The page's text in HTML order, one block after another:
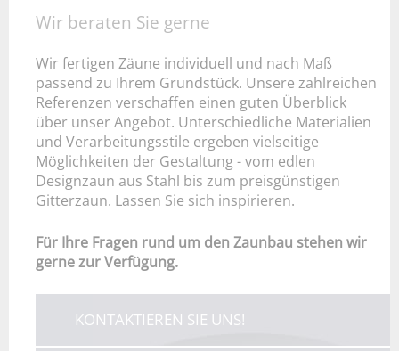
Wir beraten Sie gerne
Wir fertigen Zäune individuell und nach Maß
passend zu Ihrem Grundstück. Unsere zahlreichen
Referenzen verschaffen einen guten Überblick
über unser Angebot. Unterschiedliche Materialien
und Verarbeitungsstile ergeben vielseitige
Möglichkeiten der Gestaltung - vom edlen
Designzaun aus Stahl bis zum preisgünstigen
Gitterzaun. Lassen Sie sich inspirieren.
Für Ihre Fragen rund um den Zaunbau stehen wir
gerne zur Verfügung.
KONTAKTIEREN SIE UNS!